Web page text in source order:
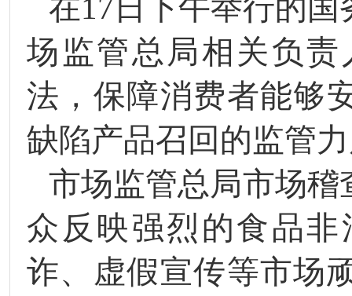
在17 日下午举行的
场监管总局相关负
法，保障消费者能够
缺陷产品召回的监管
市场监管总局市场
众反映强烈的食品
诈、虚假宣传等市场